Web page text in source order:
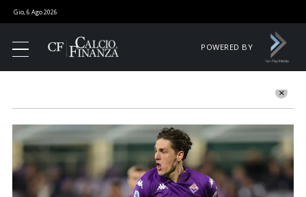
Gio, 6 Ago 2026
POWERED BY